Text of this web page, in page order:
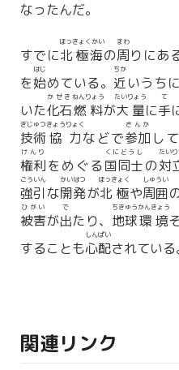
なったんだ。
すでに北極海
ほっきょくかい
の周
まわ
りにあ
を始
はじ
めている。 近
ちか
いうち
いた化石
かせき
燃料
ねんりょう
が大量
たいりょう
に手
て
技術
ぎじゅつ
協力
きょうりょく
などで参加
さんか
し
権利
けんり
をめぐる国同士
くにどうし
の対
たい
強引
ごういん
な開発
かいはつ
が北極
ほっきょく
や周囲
しゅうい
被害
ひがい
が出
で
たり、 地球
ちきゅう
環境
かんきょう
することも心配
しんぱい
されている
関連リンク